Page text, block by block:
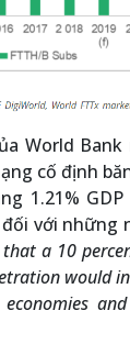
World Bank
cố định
1.21%
với những
that a 10
would